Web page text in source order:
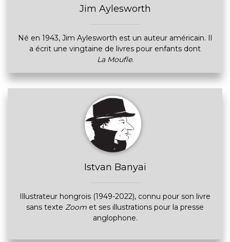
Jim Aylesworth
Né en 1943, Jim Aylesworth est un auteur américain. Il
a écrit une vingtaine de livres pour enfants dont
La Moufle.
Istvan Banyai
Illustrateur hongrois (1949-2022), connu pour son livre
sans texte Zoom et ses illustrations pour la presse
anglophone.